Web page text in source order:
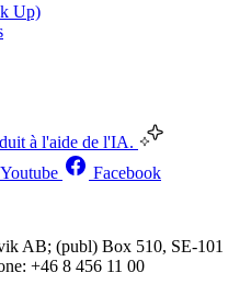
Up)
à l'aide de l'IA.
Youtube Facebook
AB; (publ) Box 510, SE-101
+46 8 456 11 00